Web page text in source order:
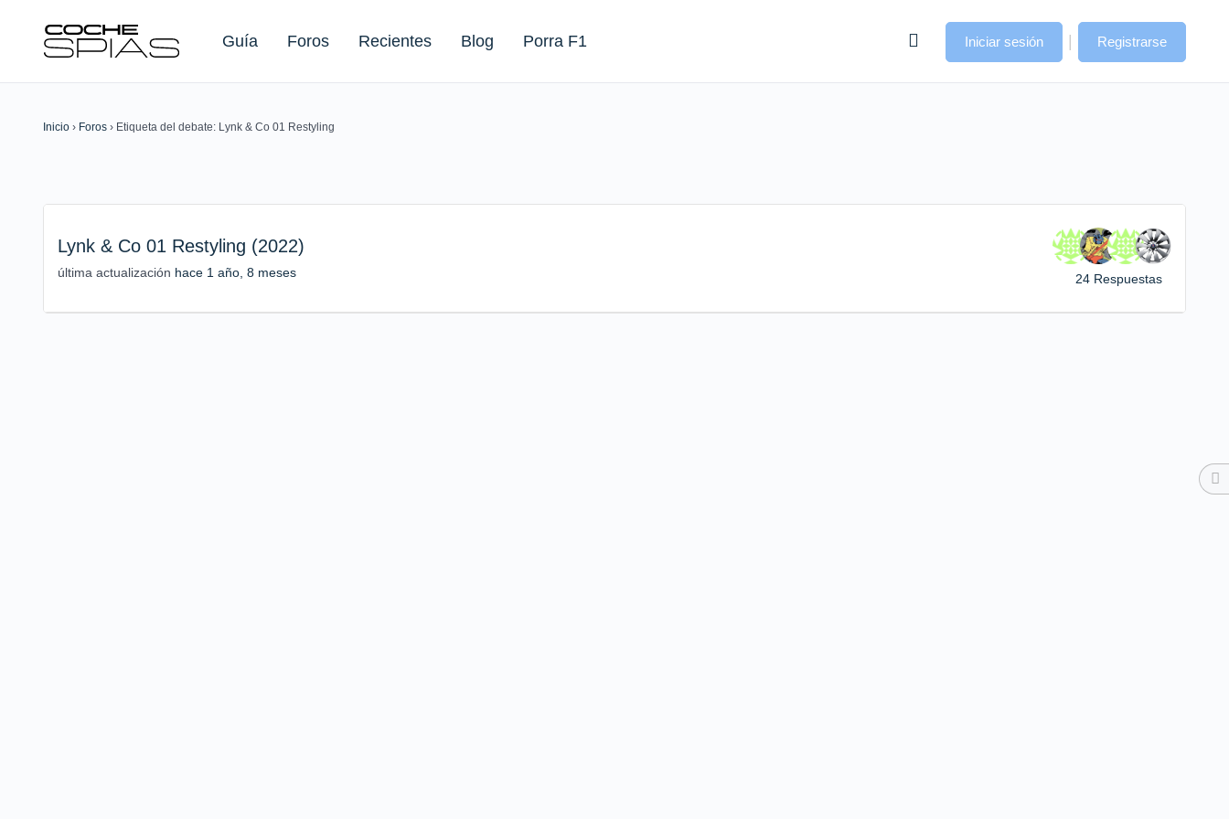
Guía Foros Recientes Blog Porra F1
Buscar:
Iniciar sesión | Registrarse
Inicio › Foros › Etiqueta del debate: Lynk & Co 01 Restyling
Lynk & Co 01 Restyling (2022)
última actualización hace 1 año, 8 meses 24 Respuestas